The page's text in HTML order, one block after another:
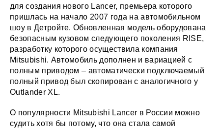
для создания нового Lancer, премьера которого
пришлась на начало 2007 года на автомобильном
шоу в Детройте. Обновленная модель оборудована
безопасным кузовом следующего поколения RISE,
разработку которого осуществила компания
Mitsubishi. Автомобиль дополнен и вариацией с
полным приводом – автоматически подключаемый
полный привод был скопирован с аналогичного у
Outlander XL.
О популярности Mitsubishi Lancer в России можно
судить хотя бы потому, что она стала самой